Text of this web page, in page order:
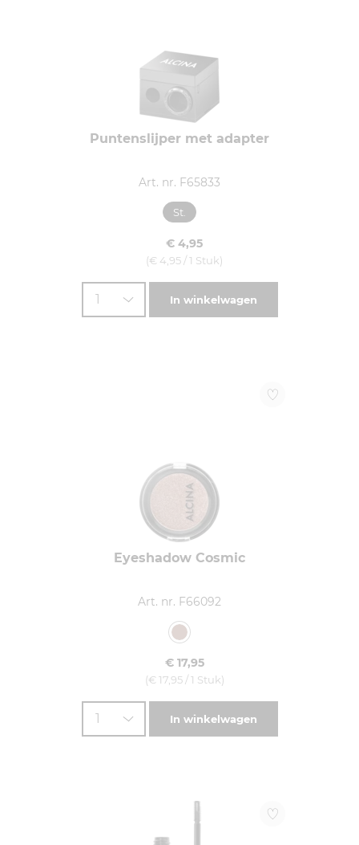
Puntenslijper met adapter
Art. nr. F65833
St.
€ 4,95
(€ 4,95 / 1 Stuk)
1 In winkelwagen
Eyeshadow Cosmic
Art. nr. F66092
€ 17,95
(€ 17,95 / 1 Stuk)
1 In winkelwagen